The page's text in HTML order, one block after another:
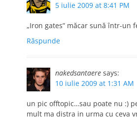
5 iulie 2009 at 8:41 PM
„Iron gates” măcar sună într-un
Răspunde
nakedsantaere says:
10 iulie 2009 at 1:31 AM
un pic offtopic…sau poate nu :)
mult ma distra in urma cu ceva